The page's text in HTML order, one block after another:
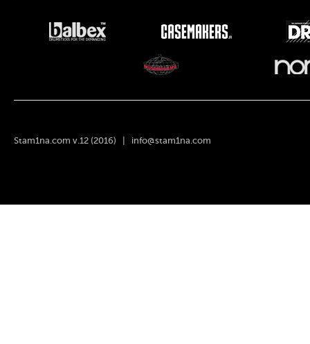
Stam1na.com v.12 (2016) | info@stam1na.com